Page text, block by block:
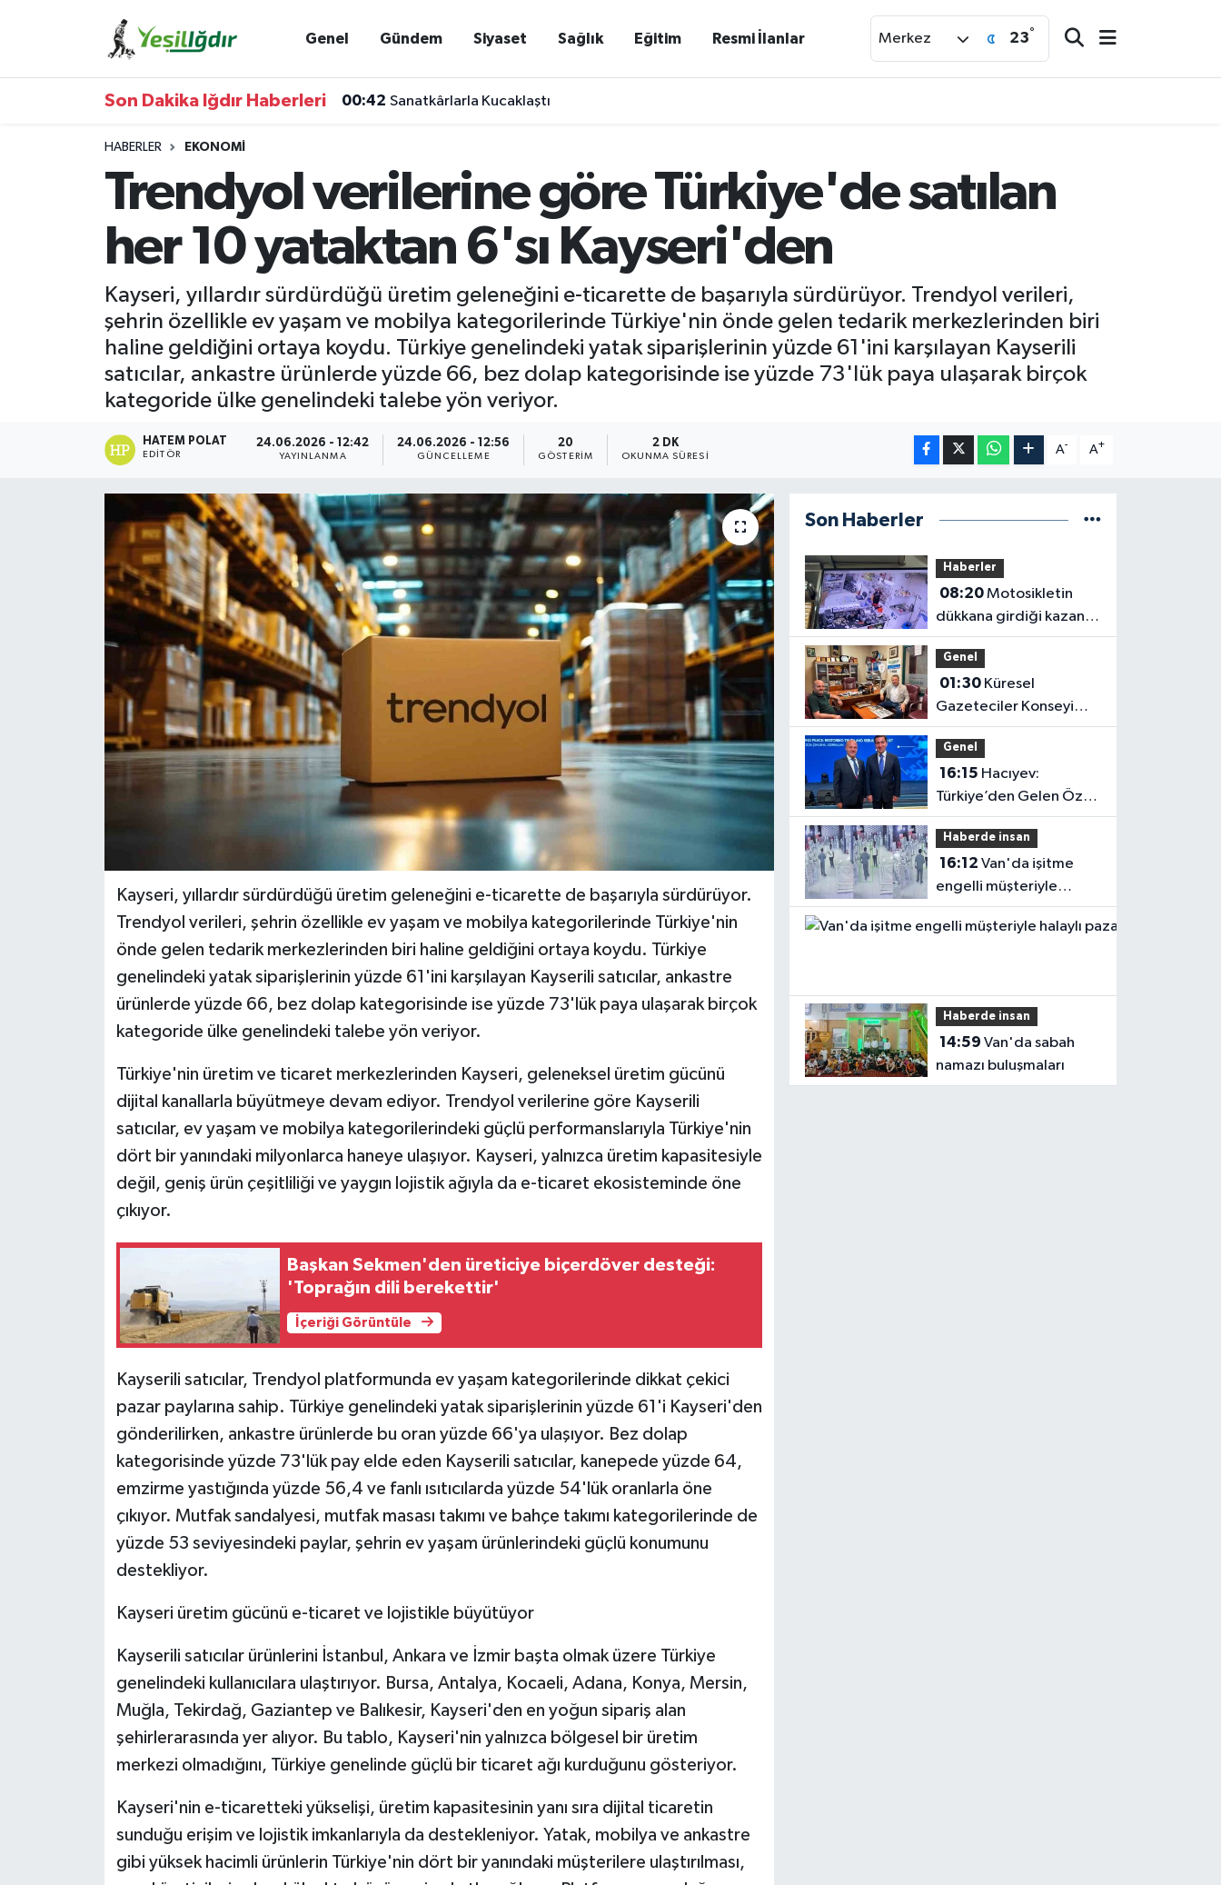
Genel Gündem Siyaset Sağlık Eğitim Resmi İlanlar Merkez 23°
Son Dakika Iğdır Haberleri 00:42 Sanatkârlarla Kucaklaştı
HABERLER EKONOMI
Trendyol verilerine göre Türkiye'de satılan
her 10 yataktan 6'sı Kayseri'den
Kayseri, yıllardır sürdürdüğü üretim geleneğini e-ticarette de başarıyla sürdürüyor. Trendyol verileri,
şehrin özellikle ev yaşam ve mobilya kategorilerinde Türkiye'nin önde gelen tedarik merkezlerinden biri
haline geldiğini ortaya koydu. Türkiye genelindeki yatak siparişlerinin yüzde 61'ini karşılayan Kayserili
satıcılar, ankastre ürünlerde yüzde 66, bez dolap kategorisinde ise yüzde 73'lük paya ulaşarak birçok
kategoride ülke genelindeki talebe yön veriyor.
HATEM POLAT
EDITÖR
24.06.2026 - 12:42
YAYINLANMA
24.06.2026 - 12:56
GÜNCELLEME
20
GÖSTERIM
2 DK
OKUNMA SÜRESI
A- A+
Kayseri, yıllardır sürdürdüğü üretim geleneğini e-ticarette de başarıyla sürdürüyor.
Trendyol verileri, şehrin özellikle ev yaşam ve mobilya kategorilerinde Türkiye'nin
önde gelen tedarik merkezlerinden biri haline geldiğini ortaya koydu. Türkiye
genelindeki yatak siparişlerinin yüzde 61'ini karşılayan Kayserili satıcılar, ankastre
ürünlerde yüzde 66, bez dolap kategorisinde ise yüzde 73'lük paya ulaşarak birçok
kategoride ülke genelindeki talebe yön veriyor.
Türkiye'nin üretim ve ticaret merkezlerinden Kayseri, geleneksel üretim gücünü
dijital kanallarla büyütmeye devam ediyor. Trendyol verilerine göre Kayserili
satıcılar, ev yaşam ve mobilya kategorilerindeki güçlü performanslarıyla Türkiye'nin
dört bir yanındaki milyonlarca haneye ulaşıyor. Kayseri, yalnızca üretim kapasitesiyle
değil, geniş ürün çeşitliliği ve yaygın lojistik ağıyla da e-ticaret ekosisteminde öne
çıkıyor.
Başkan Sekmen'den üreticiye biçerdöver desteği:
'Toprağın dili berekettir'
İçeriği Görüntüle
Kayserili satıcılar, Trendyol platformunda ev yaşam kategorilerinde dikkat çekici
pazar paylarına sahip. Türkiye genelindeki yatak siparişlerinin yüzde 61'i Kayseri'den
gönderilirken, ankastre ürünlerde bu oran yüzde 66'ya ulaşıyor. Bez dolap
kategorisinde yüzde 73'lük pay elde eden Kayserili satıcılar, kanepede yüzde 64,
emzirme yastığında yüzde 56,4 ve fanlı ısıtıcılarda yüzde 54'lük oranlarla öne
çıkıyor. Mutfak sandalyesi, mutfak masası takımı ve bahçe takımı kategorilerinde de
yüzde 53 seviyesindeki paylar, şehrin ev yaşam ürünlerindeki güçlü konumunu
destekliyor.
Kayseri üretim gücünü e-ticaret ve lojistikle büyütüyor
Kayserili satıcılar ürünlerini İstanbul, Ankara ve İzmir başta olmak üzere Türkiye
genelindeki kullanıcılara ulaştırıyor. Bursa, Antalya, Kocaeli, Adana, Konya, Mersin,
Muğla, Tekirdağ, Gaziantep ve Balıkesir, Kayseri'den en yoğun sipariş alan
şehirlerarasında yer alıyor. Bu tablo, Kayseri'nin yalnızca bölgesel bir üretim
merkezi olmadığını, Türkiye genelinde güçlü bir ticaret ağı kurduğunu gösteriyor.
Kayseri'nin e-ticaretteki yükselişi, üretim kapasitesinin yanı sıra dijital ticaretin
sunduğu erişim ve lojistik imkanlarıyla da destekleniyor. Yatak, mobilya ve ankastre
gibi yüksek hacimli ürünlerin Türkiye'nin dört bir yanındaki müşterilere ulaştırılması,
Son Haberler
Haberler
08:20Motosikletin
dükkana girdiği kazanın
görüntüleri ortaya çıktı
Genel
01:30Küresel
Gazeteciler Konseyi
Başkanı Mehmet Ali
Dim’den Gazetemize
Ziyaret
Genel
16:15
Türkiye’den Gelen Öz
Evine Gelir
Haberde insan
16:12
engelli müşteriyle
halaylı pazarlık
gülümsetti
Haberde insan
14:59
namazı buluşmaları
Iğdır Trafik Yoğunluk Haritası
Süper Lig Puan Durumu ve Fikstür
Tüm Manşetler
Son Dakika Haberleri
Haber Arşivi